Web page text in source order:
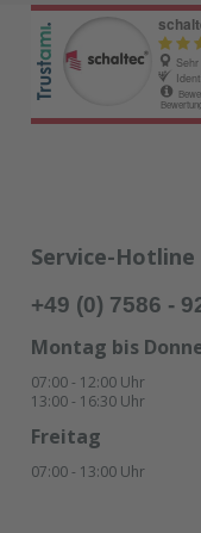
Service-Hotline
+49 (0) 7586 -
Montag bis
07:00 - 12:00 Uhr
13:00 - 16:30 Uhr
Freitag
07:00 - 13:00 Uhr